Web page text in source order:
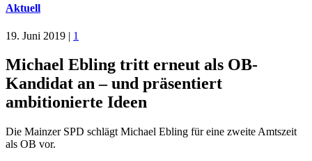
Aktuell
19. Juni 2019 | 1
Michael Ebling tritt erneut als OB-
Kandidat an – und präsentiert
ambitionierte Ideen
Die Mainzer SPD schlägt Michael Ebling für eine zweite Amtszeit
als OB vor.